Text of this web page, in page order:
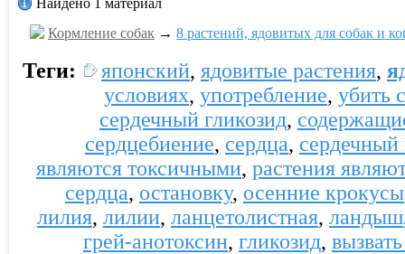
Найдено 1 материал
Кормление собак → 8 растений, ядовитых для собак и
Теги: японский, ядовитые растения,
условиях, употребление, убить
сердечный гликозид,
сердцебиение, сердца, сердечный
являются токсичными, растения
сердца, остановку, осенние крокусы
лилия, лилии, ланцетолистная, ландыш
грей-анотоксин, гликозид,